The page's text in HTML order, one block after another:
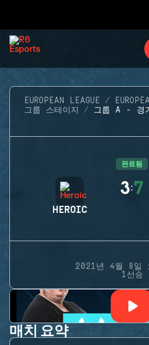
EUROPEAN LEAGUE
그룹 스테이지
그룹 A - 경
완료됨
HEROIC
3:7
2021년 4월 8일
1선승
매치 요약